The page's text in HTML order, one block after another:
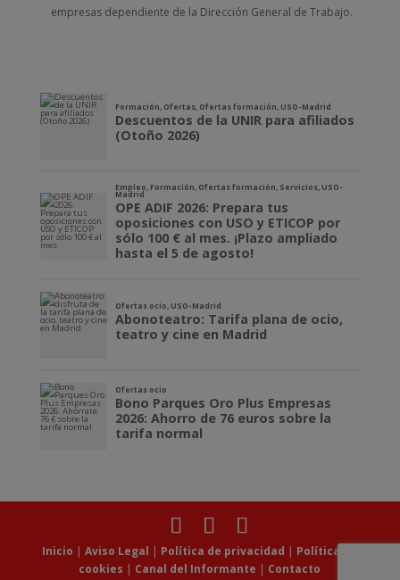
empresas dependiente de la Dirección General de Trabajo.
Inicio |Aviso Legal Política de privacidad
Política de
cookies
Canal del Informante
Contacto